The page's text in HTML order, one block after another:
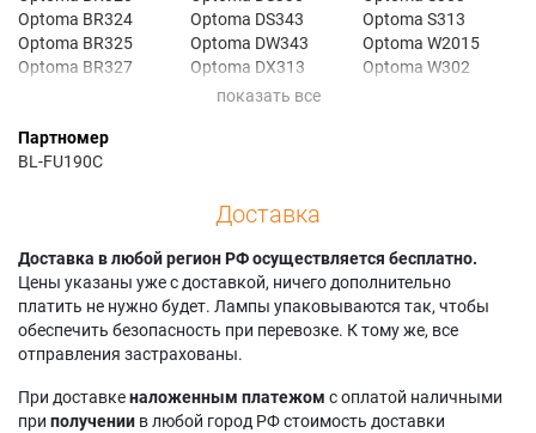
Optoma BR324
Optoma BR325
Optoma BR327
Optoma DAESNZGZ
Optoma DAESSGS
Optoma DAEXNZGZ
Optoma DAEXSGS
Optoma DS313
Optoma DS343
Optoma DW343
Optoma DX313
Optoma DX328
Optoma EPX313
Optoma S2010
Optoma S2015
Optoma S2105
Optoma S313
Optoma W2015
Optoma W302
Optoma X31
Optoma X313
Партномер
BL-FU190C
Доставка
Доставка в любой регион РФ осуществляется бесплатно.
Цены указаны уже с доставкой, ничего дополнительно
платить не нужно будет. Лампы упаковываются так, чтобы
обеспечить безопасность при перевозке. К тому же, все
отправления застрахованы.
При доставкеналоженным платежом с оплатой наличными
при получении в любой город РФ стоимость доставки